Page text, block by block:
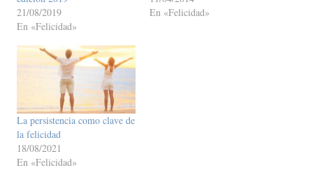
21/08/2019
En «Felicidad»
En «Felicidad»
La persistencia como clave de
la felicidad
18/08/2021
En «Felicidad»